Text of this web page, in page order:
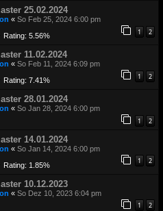
25.02.2024
« So Feb 25, 2024 6:00 pm
1 2
Rating: 5.56%
11.02.2024
« So Feb 11, 2024 6:09 pm
1 2
Rating: 7.41%
28.01.2024
« So Jan 28, 2024 6:00 pm
1 2
14.01.2024
« So Jan 14, 2024 6:00 pm
1 2
Rating: 1.85%
10.12.2023
« So Dez 10, 2023 6:04 pm
1 2